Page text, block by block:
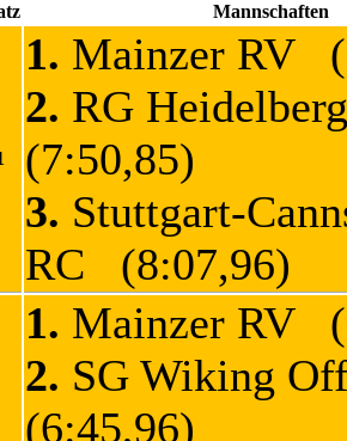
Mannschaften
1. Mainzer RV
2. RG
(7:50,85)
3. Stuttgart-
RC (8:07,96)
1. Mainzer RV
2. SG Wiking
(6:45,96)